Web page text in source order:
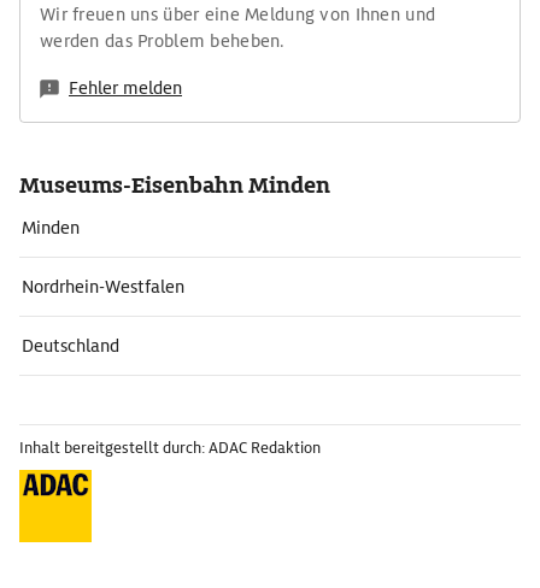
Wir freuen uns über eine Meldung von Ihnen und
werden das Problem beheben.
Fehler melden
Museums-Eisenbahn Minden
Minden
Nordrhein-Westfalen
Deutschland
Inhalt bereitgestellt durch: ADAC Redaktion